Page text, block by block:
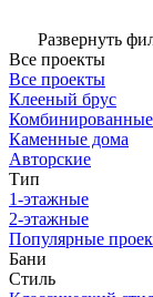
Развернуть
Все проекты
Все проекты
Клееный брус
Комбинированные
Каменные дома
Авторские
Тип
1-этажные
2-этажные
Популярные
Бани
Стиль